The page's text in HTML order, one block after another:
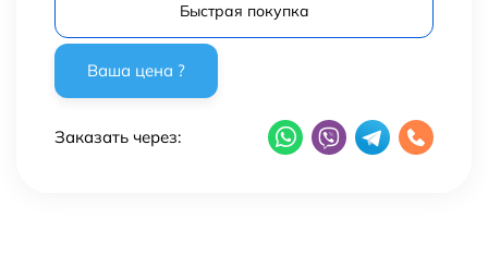
Быстрая покупка
Заказать через: